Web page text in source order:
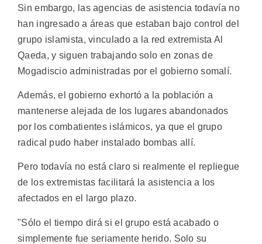
Sin embargo, las agencias de asistencia todavía no
han ingresado a áreas que estaban bajo control del
grupo islamista, vinculado a la red extremista Al
Qaeda, y siguen trabajando solo en zonas de
Mogadiscio administradas por el gobierno somalí.
Además, el gobierno exhortó a la población a
mantenerse alejada de los lugares abandonados
por los combatientes islámicos, ya que el grupo
radical pudo haber instalado bombas allí.
Pero todavía no está claro si realmente el repliegue
de los extremistas facilitará la asistencia a los
afectados en el largo plazo.
"Sólo el tiempo dirá si el grupo está acabado o
simplemente fue seriamente herido. Solo su